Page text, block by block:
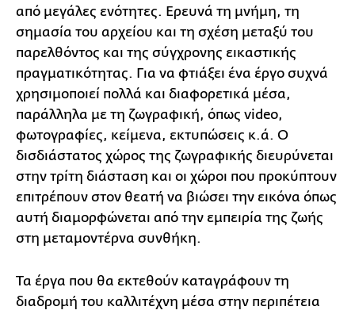
από μεγάλες ενότητες. Ερευνά τη μνήμη, τη
σημασία του αρχείου και τη σχέση μεταξύ του
παρελθόντος και της σύγχρονης εικαστικής
πραγματικότητας. Για να φτιάξει ένα έργο συχνά
χρησιμοποιεί πολλά και διαφορετικά μέσα,
παράλληλα με τη ζωγραφική, όπως video,
φωτογραφίες, κείμενα, εκτυπώσεις κ.ά. Ο
δισδιάστατος χώρος της ζωγραφικής διευρύνεται
στην τρίτη διάσταση και οι χώροι που προκύπτουν
επιτρέπουν στον θεατή να βιώσει την εικόνα όπως
αυτή διαμορφώνεται από την εμπειρία της ζωής
στη μεταμοντέρνα συνθήκη.
Τα έργα που θα εκτεθούν καταγράφουν τη
διαδρομή του καλλιτέχνη μέσα στην περιπέτεια